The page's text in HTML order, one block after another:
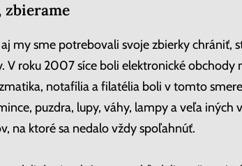
zbierame
my sme potrebovali svoje zbierky chrániť,
V roku 2007 síce boli elektronické
notafília a filatélia boli v tomto
puzdra, lupy, váhy, lampy a veľa
na ktoré sa nedalo vždy spoľahnúť.